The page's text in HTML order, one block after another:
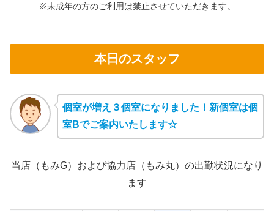
※未成年の方のご利用は禁止させていただきます。
本日のスタッフ
個室が増え３個室になりました！新個室は個
室Bでご案内いたします☆
当店（もみG）および協力店（もみ丸）の出勤状況になり
ます